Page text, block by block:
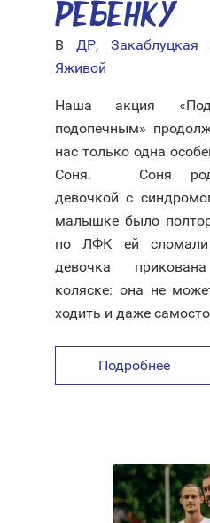
РЕБЕНКУ
В ДР, Закаблуцкая
Яживой
Наша акция
подопечным»
нас только одна
Соня. ⠀ Соня
девочкой с
малышке было
по ЛФК ей
девочка
коляске: она не
ходить и даже
Подробнее